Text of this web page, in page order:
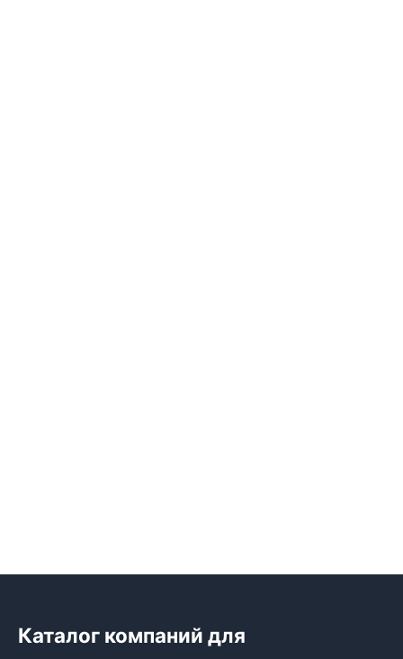
Каталог компаний для